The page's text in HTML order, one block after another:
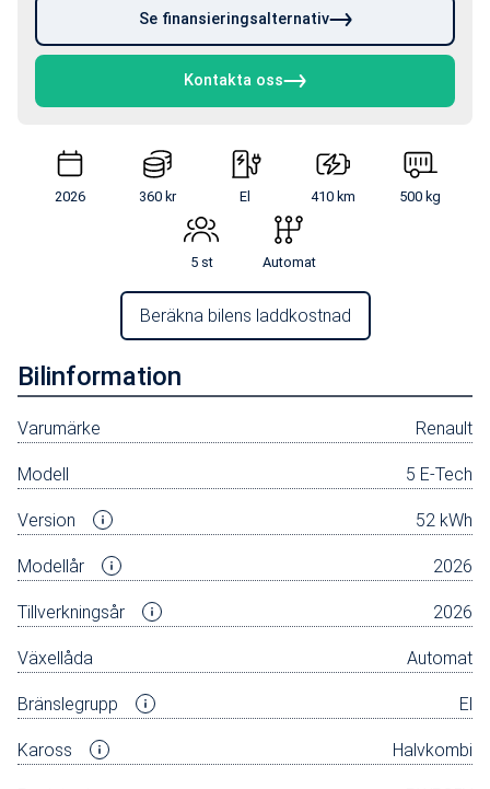
Se finansieringsalternativ
Kontakta oss
2026 360 kr El 410 km 500 kg
5 st Automat
Beräkna bilens laddkostnad
Bilinformation
Varumärke Renault
Modell 5 E-Tech
Version 52 kWh
Modellår 2026
Tillverkningsår 2026
Växellåda Automat
Bränslegrupp El
Kaross Halvkombi